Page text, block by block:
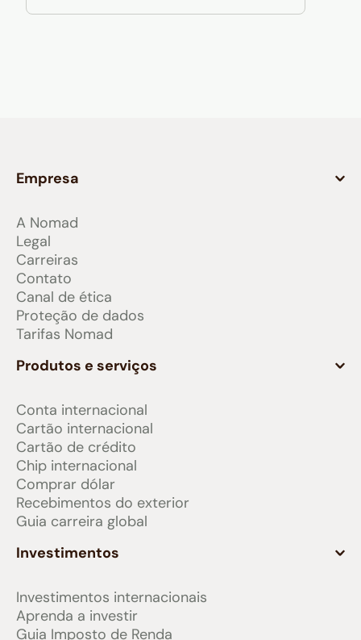
Empresa
A Nomad
Legal
Carreiras
Contato
Canal de ética
Proteção de dados
Tarifas Nomad
Produtos e serviços
Conta internacional
Cartão internacional
Cartão de crédito
Chip internacional
Comprar dólar
Recebimentos do exterior
Guia carreira global
Investimentos
Investimentos internacionais
Aprenda a investir
Guia Imposto de Renda